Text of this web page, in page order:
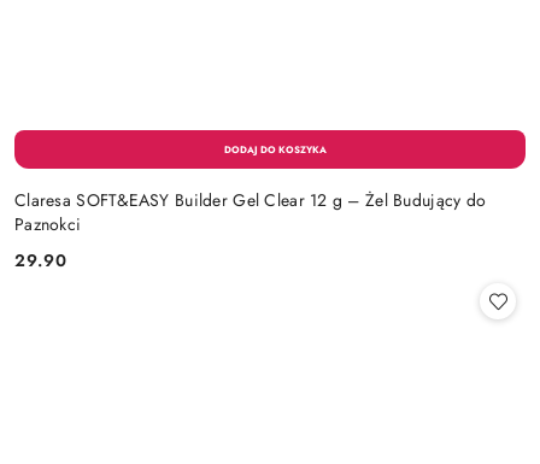
Claresa SOFT&EASY Builder Gel Clear 12 g – Żel Budujący do
Paznokci
Cena:
29.90